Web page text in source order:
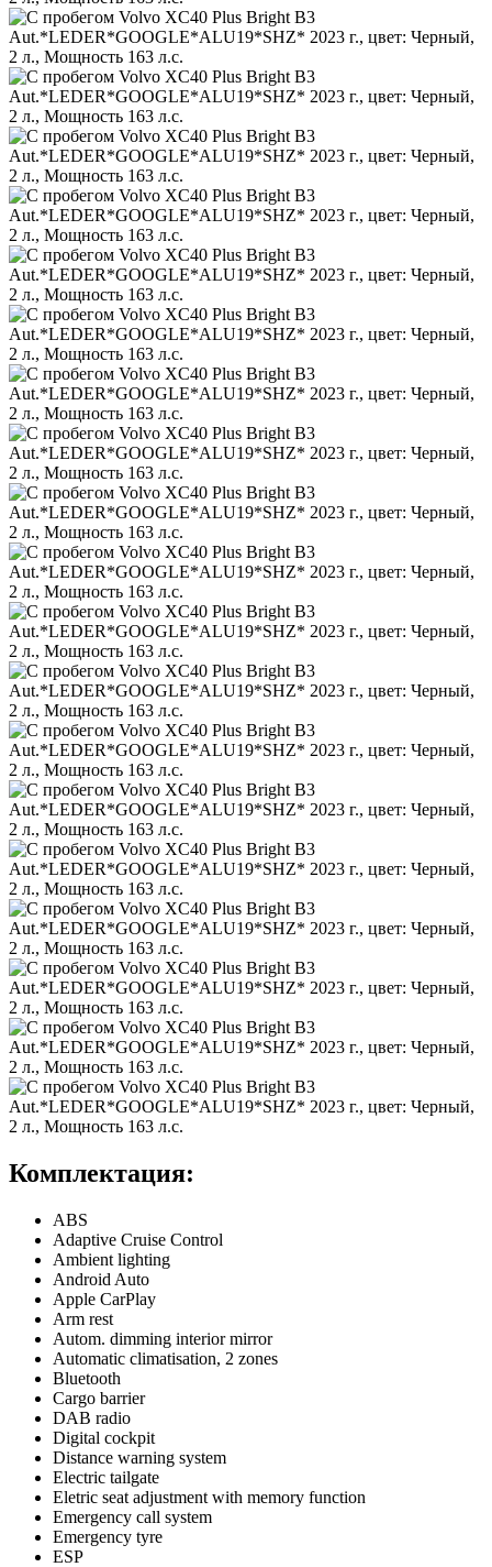
Комплектация:
ABS
Adaptive Cruise Control
Ambient lighting
Android Auto
Apple CarPlay
Arm rest
Autom. dimming interior mirror
Automatic climatisation, 2 zones
Bluetooth
Cargo barrier
DAB radio
Digital cockpit
Distance warning system
Electric tailgate
Eletric seat adjustment with memory function
Emergency call system
Emergency tyre
ESP